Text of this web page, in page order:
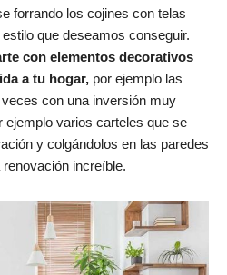
forrando los cojines con telas
que deseamos conseguir.
con elementos decorativos
a tu hogar, por ejemplo las
con una inversión muy
ejemplo varios carteles que se
y colgándolos en las paredes
increíble.